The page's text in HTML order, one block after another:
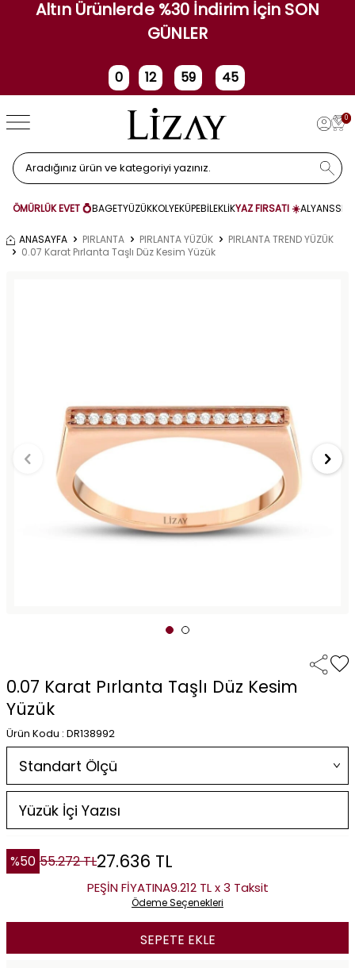
Altın Ürünlerde %30 İndirim İçin SON
GÜNLER
0
Gün
12
Saat
59 45
0
ÖMÜRLÜK EVET 💍BAGETYÜZÜKKOLYEKÜPEBİLEKLİKYAZ FIRSATI ☀️ALYANS
ANASAYFA PIRLANTA PIRLANTA YÜZÜK
PIRLANTA TREND YÜZÜK
0.07 Karat Pırlanta Taşlı Düz Kesim Yüzük
0.07 Karat Pırlanta Taşlı Düz Kesim
Yüzük
Ürün Kodu : DR138992
%50 55.272TL27.636 TL
PEŞİN FİYATINA9.212 TL x 3 Taksit
Ödeme Seçenekleri
SEPETE EKLE